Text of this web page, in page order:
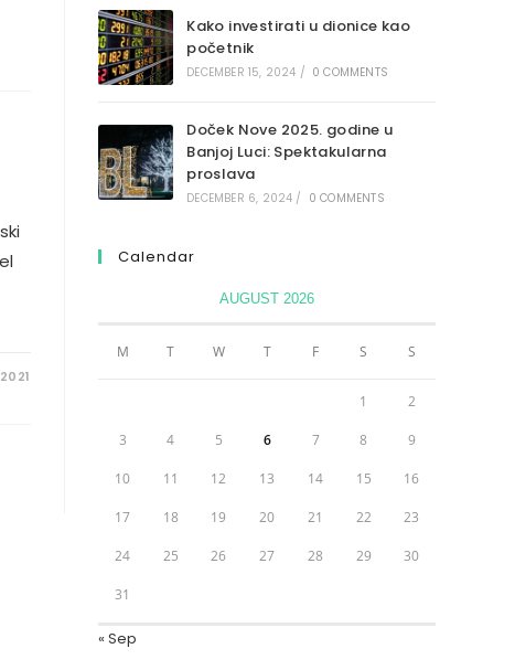
Kako investirati u dionice kao
početnik
DECEMBER 15, 2024 / 0 COMMENTS
Doček Nove 2025. godine u
Banjoj Luci: Spektakularna
proslava
DECEMBER 6, 2024 / 0 COMMENTS
Calendar
AUGUST 2026
M T W T F S S
1 2
3 4 5 6 7 8 9
10 11 12 13 14 15 16
17 18 19 20 21 22 23
24 25 26 27 28 29 30
31
« Sep